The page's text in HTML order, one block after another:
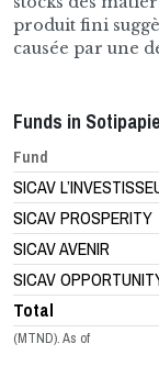
produit fini
causée par une
Funds in
(MTND). As of
Fund
SICAV
SICAV PROSPERITY
SICAV AVENIR
SICAV
Total